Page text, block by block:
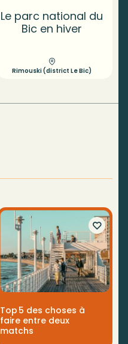
Le parc national du
Bic en hiver
Rimouski (district Le Bic)
Top 5 des choses à
faire entre deux
matchs